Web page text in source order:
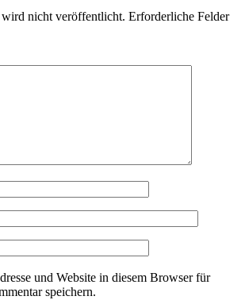
nicht veröffentlicht. Erforderliche Felder
und Website in diesem Browser für
speichern.